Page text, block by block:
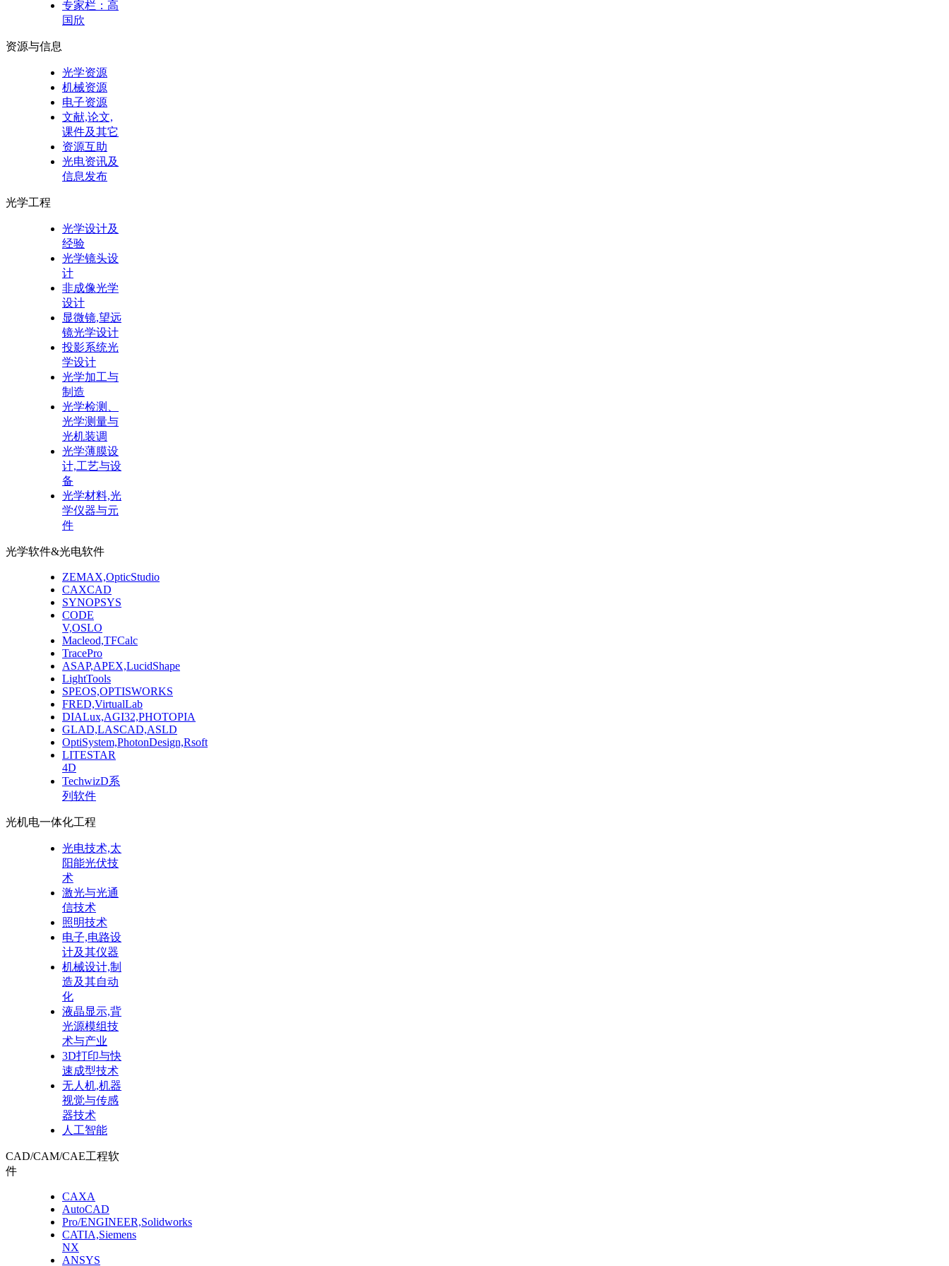
专家栏：高
国欣
资源与信息
光学资源
机械资源
电子资源
文献,论文,
课件及其它
资源互助
光电资讯及
信息发布
光学工程
光学设计及
经验
光学镜头设
计
非成像光学
设计
显微镜,望远
镜光学设计
投影系统光
学设计
光学加工与
制造
光学检测、
光学测量与
光机装调
光学薄膜设
计,工艺与设
备
光学材料,光
学仪器与元
件
光学软件&光电软件
ZEMAX,OpticStudio
CAXCAD
SYNOPSYS
CODE
V,OSLO
Macleod,TFCalc
TracePro
ASAP,APEX,LucidShape
LightTools
SPEOS,OPTISWORKS
FRED,VirtualLab
DIALux,AGI32,PHOTOPIA
GLAD,LASCAD,ASLD
OptiSystem,PhotonDesign,Rsoft
LITESTAR
4D
TechwizD系
列软件
光机电一体化工程
光电技术,太
阳能光伏技
术
激光与光通
信技术
照明技术
电子,电路设
计及其仪器
机械设计,制
造及其自动
化
液晶显示,背
光源模组技
术与产业
3D打印与快
速成型技术
无人机,机器
视觉与传感
器技术
人工智能
CAD/CAM/CAE工程软
件
CAXA
AutoCAD
Pro/ENGINEER,Solidworks
CATIA,Siemens
NX
ANSYS